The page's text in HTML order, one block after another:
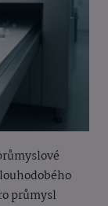
průmysl